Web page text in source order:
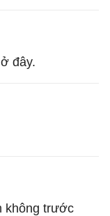
đây.
không trước